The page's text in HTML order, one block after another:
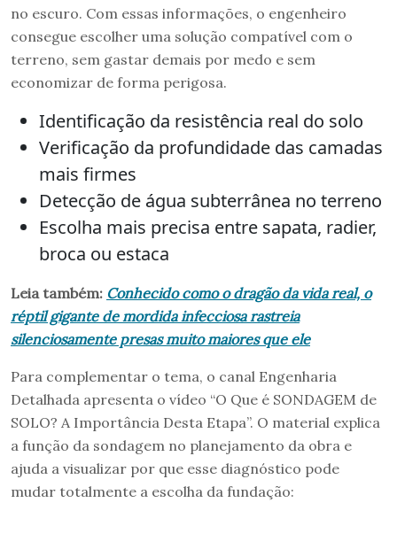
no escuro. Com essas informações, o engenheiro
consegue escolher uma solução compatível com o
terreno, sem gastar demais por medo e sem
economizar de forma perigosa.
Identificação da resistência real do solo
Verificação da profundidade das camadas
mais firmes
Detecção de água subterrânea no terreno
Escolha mais precisa entre sapata, radier,
broca ou estaca
Leia também: Conhecido como o dragão da vida real, o
réptil gigante de mordida infecciosa rastreia
silenciosamente presas muito maiores que ele
Para complementar o tema, o canal Engenharia
Detalhada apresenta o vídeo “O Que é SONDAGEM de
SOLO? A Importância Desta Etapa”. O material explica
a função da sondagem no planejamento da obra e
ajuda a visualizar por que esse diagnóstico pode
mudar totalmente a escolha da fundação: